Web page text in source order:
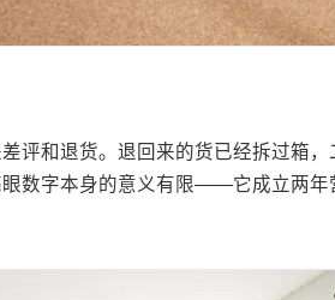
和退货。退回来的货已经拆过箱
数字本身的意义有限——它成立两